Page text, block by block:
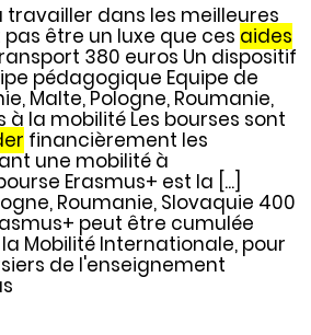
travailler dans les meilleures
être un luxe que ces aides
380 euros Un dispositif
pédagogique Equipe de
Malte, Pologne, Roumanie,
à la mobilité Les bourses sont
financièrement les
une mobilité à
Erasmus+ est la [...]
Roumanie, Slovaquie 400
peut être cumulée
Mobilité Internationale, pour
de l'enseignement